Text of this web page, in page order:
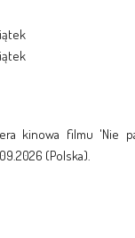
kinowa filmu 'Nie
(Polska).